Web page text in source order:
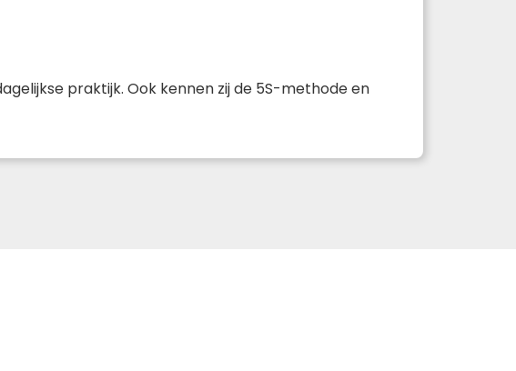
praktijk. Ook kennen zij de 5S-methode en